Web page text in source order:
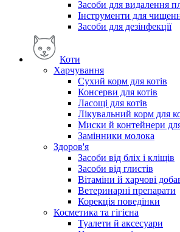
Засоби для видалення
Інструменти для
Засоби для дезінфекції
Коти
Харчування
Сухий корм для котів
Консерви для котів
Ласощі для котів
Лікувальний корм для
Миски й контейнери
Замінники молока
Здоров'я
Засоби від бліх і кліщів
Засоби від глистів
Вітаміни й харчові
Ветеринарні препарати
Корекція поведінки
Косметика та гігієна
Туалети й аксесуари